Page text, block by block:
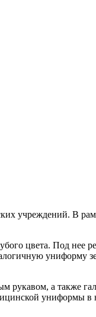
учреждений. В
цвета. Под нее
униформу
рукавом, а также
униформы в